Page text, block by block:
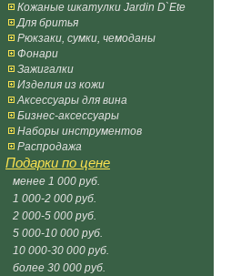
Кожаные шкатулки Jardin D`Ete
Для бритья
Рюкзаки, сумки, чемоданы
Фонари
Зажигалки
Изделия из кожи
Аксессуары для вина
Бизнес-аксессуары
Наборы инструментов
Распродажа
Подарки по цене
менее 1 000 руб.
1 000-2 000 руб.
2 000-5 000 руб.
5 000-10 000 руб.
10 000-30 000 руб.
более 30 000 руб.